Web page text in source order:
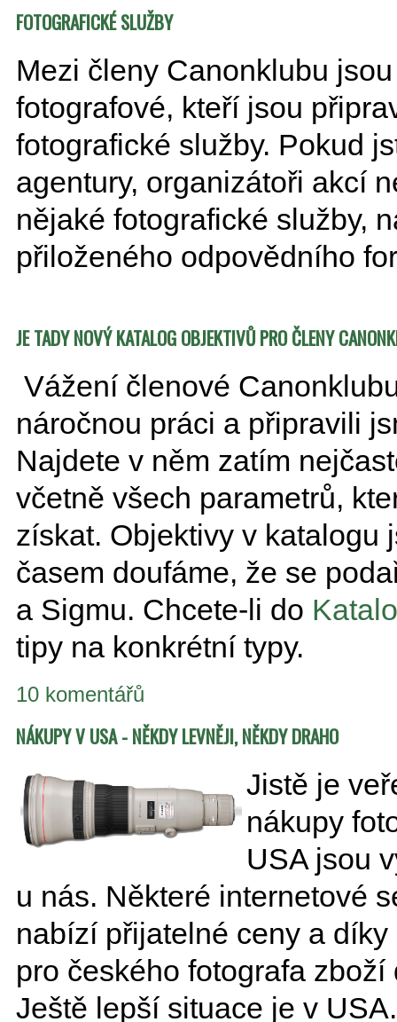
FOTOGRAFICKÉ SLUŽBY
Mezi členy Canonklubu
fotografové, kteří jsou
fotografické služby. Pokud
agentury, organizátoři akcí
nějaké fotografické služby,
přiloženého odpovědního
JE TADY NOVÝ KATALOG OBJEKTIVŮ PRO ČLENY
Vážení členové
náročnou práci a připravili
Najdete v něm zatím
včetně všech parametrů,
získat. Objektivy v katalogu
časem doufáme, že se
a Sigmu. Chcete-li do
tipy na konkrétní typy.
10 komentářů
NÁKUPY V USA - NĚKDY LEVNĚJI, NĚKDY DRAHO
Jistě je
nákupy
USA jsou
u nás. Některé internetové
nabízí přijatelné ceny a
pro českého fotografa
Ještě lepší situace je v USA.